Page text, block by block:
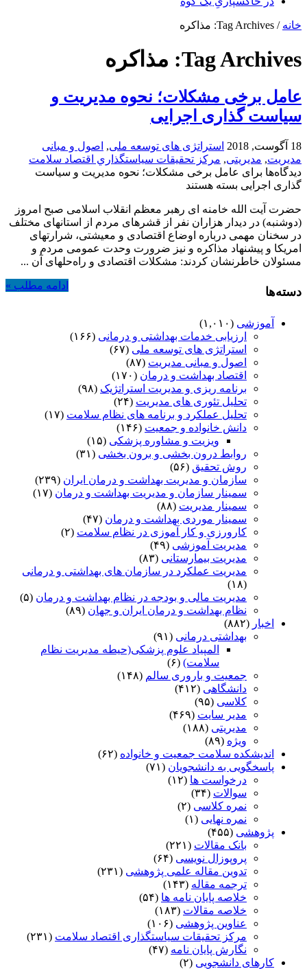
خانه / Tag Archives: مذاکره
Tag Archives: مذاکره
عامل برخی مشکلات؛ نحوه مدیریت و
سیاست گذاری اجرایی
18 آگوست, 2018 استراتژی های توسعه ملی, اصول و مبانی
مدیریت, مدیریتی, مركز تحقيقات سياستگذاري اقتصاد سلامت
دیدگاه‌ها برای عامل برخی مشکلات؛ نحوه مدیریت و سیاست
گذاری اجرایی بسته هستند
حضرت آیت الله خامنه ای رهبر معظم انقلاب اسلامی صبح امروز
(دوشنبه) در دیدار هزاران نفر از قشرهای مردم از استانهای مختلف
در سخنان مهمی درباره اوضاع اقتصادی و معیشتی، شرارتهای
امریکا و پیشنهاد مذاکره و نیز ضرورت وحدت عمومی مردم و
مسئولان خاطرنشان کردند: مشکلات اقتصادی و راه‌حلهای آن ...
ادامه مطلب » دسته‌ها
آموزشی (۱,۰۱۰)
ارزیابی خدمات بهداشتی و درمانی (۱۶۶)
استراتژی های توسعه ملی (۶۷)
اصول و مبانی مدیریت (۸۷)
اقتصاد بهداشت و درمان (۱۷۰)
برنامه ریزی و مدیریت استراتژیک (۹۸)
تحلیل تئوری های مدیریت (۲۴)
تحلیل عملکرد و برنامه های نظام سلامت (۱۷)
دانش خانواده و جمعیت (۱۴۶)
ویزیت و مشاوره پزشکی (۱۵)
روابط درون بخشی و برون بخشی (۳۱)
روش تحقیق (۵۶)
سازمان و مدیریت بهداشت و درمان ایران (۲۳۹)
سمینار سازمان و مدیریت بهداشت و درمان (۱۷)
سمینار مدیریت (۸۸)
سمینار موردی بهداشت و درمان (۴۷)
کارورزی و کار آموزی در نظام سلامت (۲)
مدیریت آموزشی (۴۹)
مدیریت بیمارستانی (۸۳)
مدیریت عملکرد در سازمان های بهداشتی و درمانی
(۱۸)
مدیریت مالی و بودجه در نظام بهداشت و درمان (۵)
نظام بهداشت و درمان ایران و جهان (۸۹)
اخبار (۸۸۲)
بهداشتی درمانی (۹۱)
المپیاد علوم پزشکی(حیطه مدیریت نظام
سلامت) (۶)
جمعیت و باروری سالم (۱۴۸)
دانشگاهی (۴۱۲)
کلاسی (۹۵)
مدیر سایت (۴۶۹)
مدیریتی (۱۸۸)
ویژه (۸۹)
اندیشکده سلامت جمعیت و خانواده (۶۲)
پاسخگویی به دانشجویان (۷۱)
درخواست ها (۱۲)
سوالات (۳۴)
نمره کلاسی (۲)
نمره نهایی (۱)
پژوهشی (۴۵۵)
بانک مقالات (۲۲۱)
پروپوزال نویسی (۶۴)
تدوین مقاله علمی پژوهشی (۲۳۱)
ترجمه مقاله (۱۴۳)
خلاصه پایان نامه ها (۵۴)
خلاصه مقالات (۱۸۳)
عناوین پژوهشی (۱۰۶)
مرکز تحقیقات سیاستگذاری اقتصاد سلامت (۲۳۱)
نگارش پایان نامه (۴۷)
کارهای دانشجویی (۲)